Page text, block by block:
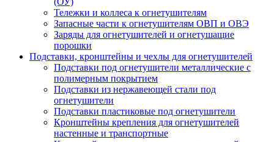
Тележки и коллеса к огнетушителям
Запасные части к огнетушителям ОВП и ОВЭ
Заряды для огнетушителей и огнетушащие
порошки
Подставки, кронштейны и чехлы для огнетушителей
Подставки под огнетушители металлические с
полимерным покрытием
Подставки из нержавеющей стали под
огнетушители
Подставки пластиковые под огнетушители
Кронштейны крепления для огнетушителей
настенные и транспортные